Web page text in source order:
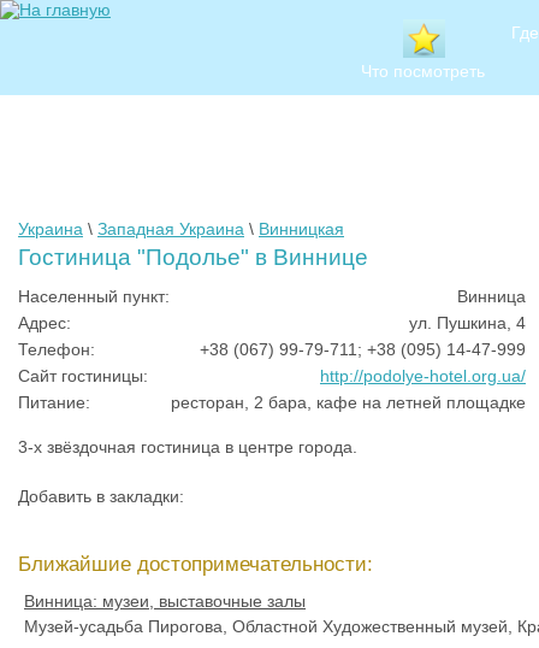
Что посмотреть
Украина \ Западная Украина \ Винницкая
Гостиница "Подолье" в Виннице
Населенный пункт:
Винница
Адрес:
ул. Пушкина, 4
Телефон:
+38 (067) 99-79-711; +38 (095) 14-47-999
Сайт гостиницы:
http://podolye-hotel.org.ua/
Питание:
ресторан, 2 бара, кафе на летней площадке
3-х звёздочная гостиница в центре города.
Добавить в закладки:
Ближайшие достопримечательности:
Винница: музеи, выставочные залы
Музей-усадьба Пирогова, Областной Художественный музей,